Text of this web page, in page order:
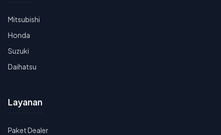
Mitsubishi
Honda
Suzuki
Daihatsu
Layanan
Paket Dealer